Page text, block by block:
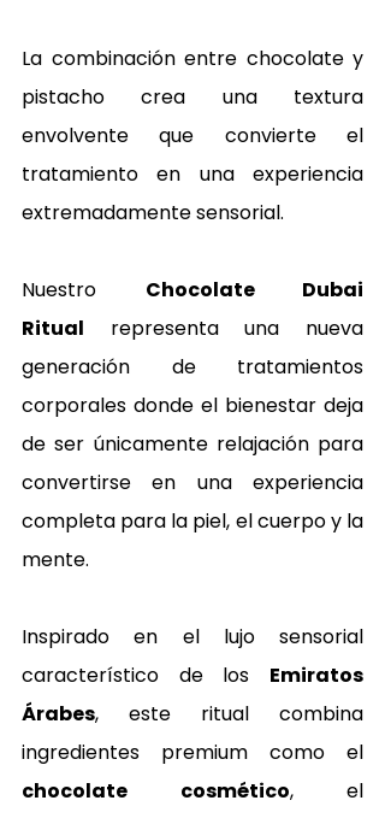
La combinación entre chocolate y
pistacho crea una textura
envolvente que convierte el
tratamiento en una experiencia
extremadamente sensorial.
Nuestro Chocolate Dubai
Ritual representa una nueva
generación de tratamientos
corporales donde el bienestar deja
de ser únicamente relajación para
convertirse en una experiencia
completa para la piel, el cuerpo y la
mente.
Inspirado en el lujo sensorial
característico de los Emiratos
Árabes, este ritual combina
chocolate cosmético